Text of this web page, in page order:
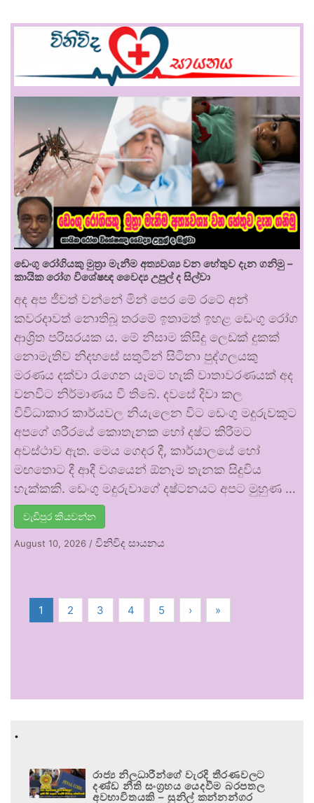
ඩෙංගු රෝගියකු ⁣මුත්‍රා මැනීම අත්‍යවශ්‍ය වන හේතුව දැන ගනිමු –
කායික රෝග විශේෂඥ වෛද්‍ය උපුල් ද සිල්වා
අද අප ජීවත් වන්නේ මින් පෙර මේ රටේ අන්
කවරදාවත් නොතිබූ තරමේ ඉතාමත් ඉහළ ඩෙංගු රෝග
ආශ්‍රිත පරිසරයක ය. මේ නිසාම කිසිදු ලෙඩක් දුකක්
නොමැතිව නිදහසේ සතුටින් සිටිනා පුද්ගලයකු
මරණය දක්වා රැගෙන යෑමට හැකි වාතාවරණයක් අද
වනවිට නිර්මාණය වී තිබේ. දවසේ දිවා කල
විවිධාකාර කාර්යවල නියැලෙන විට ඩෙංගු මදුරුවකුට
අපගේ ශරීරයේ කොතැනක හෝ දෂ්ට කිරීමට
අවස්ථාව ඇත. මෙය ගෙදර දී, කාර්යාලයේ හෝ
මඟතොට දී ආදී වශයෙන් ඕනෑම තැනක සිදුවිය
හැක්කකි. ඩෙංගු මදුරුවාගේ දෂ්ටනයට අපට මුහුණ …
වැඩිපුර කියවන්න
August 10, 2026 / විනිවිද සායනය
1 2 3 4 5 › »
.
රාජ්‍ය නිලධාරීන්ගේ වැරදි තීරණවලට
දණ්ඩ නීති සංග්‍රහය යෙදවීම බරපතල
අවභාවිතයකි – සුනිල් කන්නන්ගර